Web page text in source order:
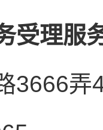
受理服
3666弄